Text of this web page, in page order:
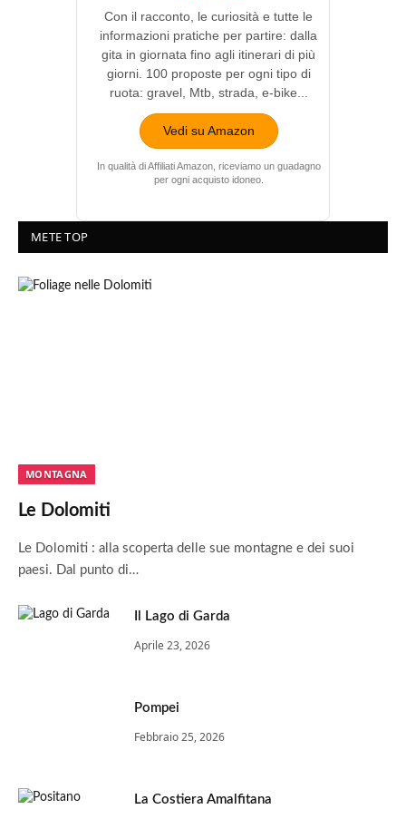
Con il racconto, le curiosità e tutte le
informazioni pratiche per partire: dalla
gita in giornata fino agli itinerari di più
giorni. 100 proposte per ogni tipo di
ruota: gravel, Mtb, strada, e-bike...
Vedi su Amazon
In qualità di Affiliati Amazon, riceviamo un guadagno
per ogni acquisto idoneo.
METE TOP
MONTAGNA
Le Dolomiti
Le Dolomiti : alla scoperta delle sue montagne e dei suoi
paesi. Dal punto di…
Il Lago di Garda
Aprile 23, 2026
Pompei
Febbraio 25, 2026
La Costiera Amalfitana